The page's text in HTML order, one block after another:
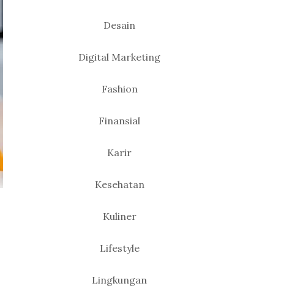
Desain
Digital Marketing
Fashion
Finansial
Karir
Kesehatan
Kuliner
Lifestyle
Lingkungan